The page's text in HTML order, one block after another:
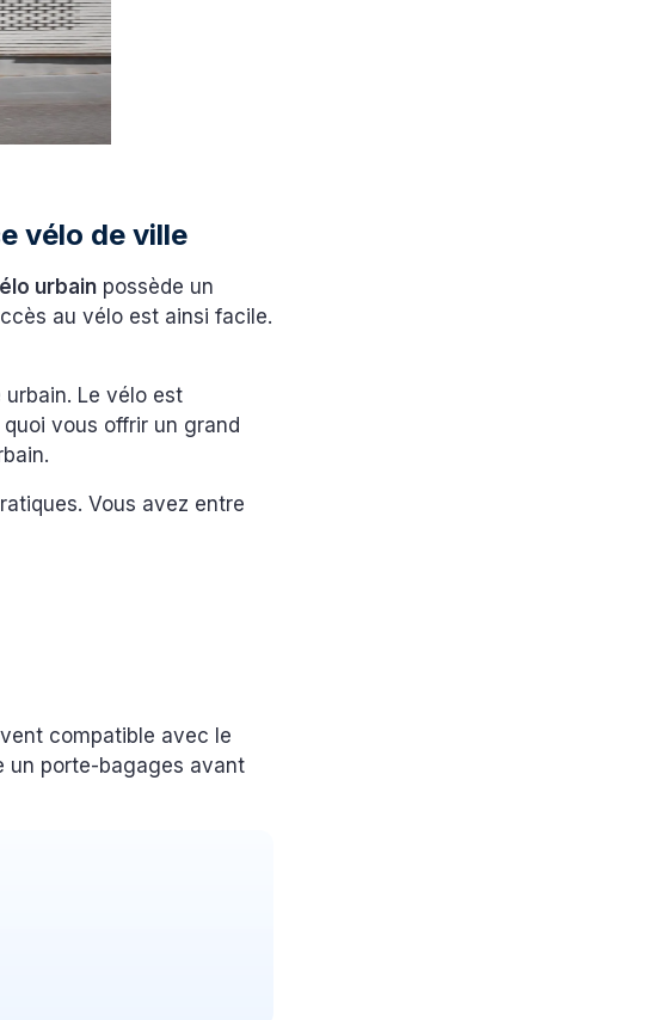
vélo de ville
urbain possède un
au vélo est ainsi facile.
Le vélo est
vous offrir un grand
Vous avez entre
compatible avec le
un porte-bagages avant